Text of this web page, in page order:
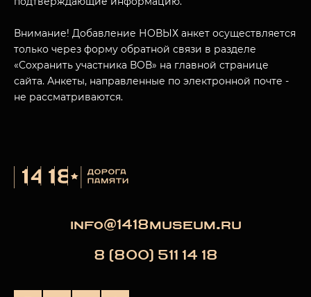
Внимание! Добавление НОВЫХ анкет осуществляется
только через форму обратной связи в разделе
«Сохранить участника ВОВ» на главной странице
сайта. Анкеты, направленные по электронной почте -
не рассматриваются.
info@1418museum.ru
8 (800) 511 14 18